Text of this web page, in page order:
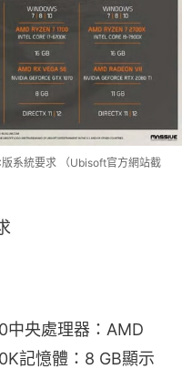
系統要求 （Ubisoft官方網站截
央處理器：AMD
記憶體：8 GB顯示